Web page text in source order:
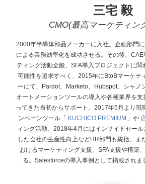
三宅 毅
CMO(最高マーケティン
2000年半導体部品メーカーに入社。企画部門
による業務効率化を成功させる。その後、
ティング活動全般、SFA導入プロジェクトに
可能性を追求すべく、2015年にBtoBマーケテ
ーにて、Pardot、Marketo、Hubspot、シャノ
オートメーションツールの導入や各種業界を支
ってきた当初からサポート。 2017年5月より現
ンペーンツール「 KUCHICO PREMIUM 」や
ィング活動、2018年4月にはインサイドセー
した会社の生産性向上などHR部門も統括。ま
おけるマーケティング支援、SFA支援や構築
る。Salesforceの導入事例として掲載されま